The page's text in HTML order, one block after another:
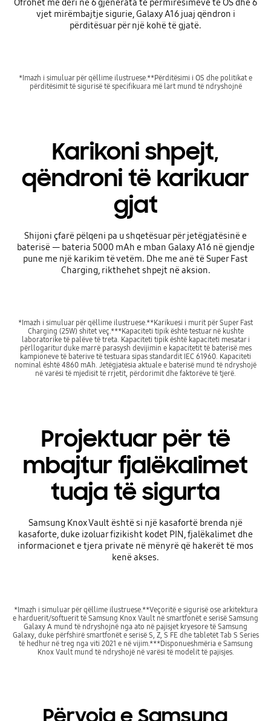
Ofrohet me deri në 6 gjenerata të përmirësimeve të OS dhe 6
vjet mirëmbajtje sigurie, Galaxy A16 juaj qëndron i
përditësuar për një kohë të gjatë.
*Imazh i simuluar për qëllime ilustruese.**Përditësimi i OS dhe politikat e
përditësimit të sigurisë të specifikuara më lart mund të ndryshojnë
Karikoni shpejt,
qëndroni të karikuar
gjat
Shijoni çfarë pëlqeni pa u shqetësuar për jetëgjatësinë e
baterisë — bateria 5000 mAh e mban Galaxy A16 në gjendje
pune me një karikim të vetëm. Dhe me anë të Super Fast
Charging, rikthehet shpejt në aksion.
*Imazh i simuluar për qëllime ilustruese.**Karikuesi i murit për Super Fast
Charging (25W) shitet veç.***Kapaciteti tipik është testuar në kushte
laboratorike të palëve të treta. Kapaciteti tipik është kapaciteti mesatar i
përllogaritur duke marrë parasysh devijimin e kapacitetit të baterisë mes
kampioneve të baterive të testuara sipas standardit IEC 61960. Kapaciteti
nominal është 4860 mAh. Jetëgjatësia aktuale e baterisë mund të ndryshojë
në varësi të mjedisit të rrjetit, përdorimit dhe faktorëve të tjerë.
Projektuar për të
mbajtur fjalëkalimet
tuaja të sigurta
Samsung Knox Vault është si një kasafortë brenda një
kasaforte, duke izoluar fizikisht kodet PIN, fjalëkalimet dhe
informacionet e tjera private në mënyrë që hakerët të mos
kenë akses.
*Imazh i simuluar për qëllime ilustruese.**Veçoritë e sigurisë ose arkitektura
e harduerit/softuerit të Samsung Knox Vault në smartfonët e serisë Samsung
Galaxy A mund të ndryshojnë nga ato në pajisjet kryesore të Samsung
Galaxy, duke përfshirë smartfonët e serisë S, Z, S FE dhe tabletët Tab S Series
të hedhur në treg nga viti 2021 e në vijim.***Disponueshmëria e Samsung
Knox Vault mund të ndryshojë në varësi të modelit të pajisjes.